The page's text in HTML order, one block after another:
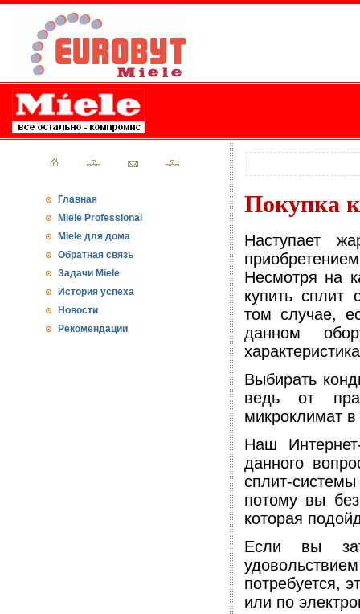
Главная
Miele Professional
Miele для дома
Обратная связь
Задачи Miele
История успеха
Новости
Рекомендации
Покупка
Наступает
Несмотря на
купить сплит
том случае,
данном
Выбирать
ведь от
микроклимат
Наш
данного
сплит-
потому вы
которая
Если вы
потребуется,
или по